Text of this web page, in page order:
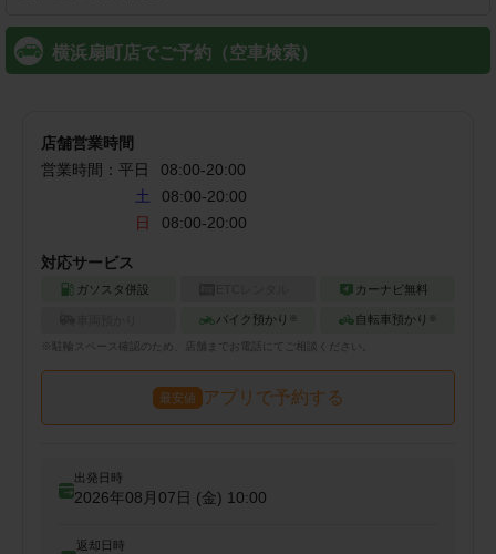
横浜扇町店でご予約（空車検索）
店舗営業時間
営業時間： 平日 08:00-20:00
土
08:00-20:00
日
08:00-20:00
対応サービス
ガソスタ併設 カーナビ無料
バイク預かり ※ 自転車預かり ※
※ スペース確認のため、店舗までお電話にてご相談ください。
最安値 アプリで予約する
出発日時
2026年08月07日 (金) 10:00
返却日時